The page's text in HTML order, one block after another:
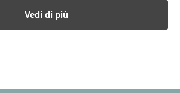
Vedi di più